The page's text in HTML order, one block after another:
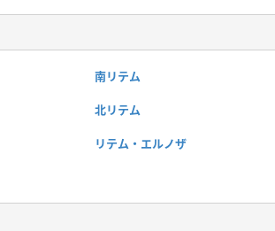
南リテム
北リテム
リテム・エルノザ